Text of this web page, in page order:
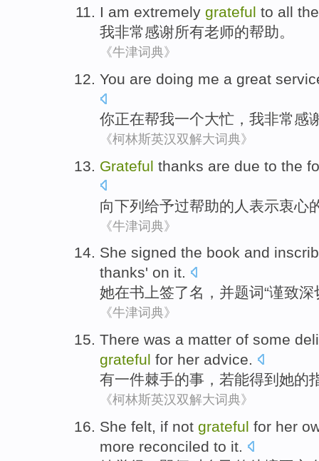
I am extremely grateful to all
我非常感谢所有老师的帮助。
《牛津词典》
You are doing me a great
你正在帮我一个大忙 ， 我非常感
《柯林斯英汉双解大词典》
Grateful thanks are due to the
向下列 给予过帮助的 人 表示衷心
《牛津词典》
She signed the book and
thanks' on it.
她在书 上签了名 ， 并题词“谨致深
《牛津词典》
There was a matter of some
grateful for her advice.
有一件棘手的事 ，若能得到 她的
《柯林斯英汉双解大词典》
She felt, if not grateful for her
more reconciled to it.